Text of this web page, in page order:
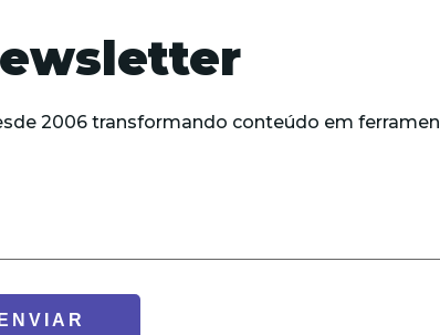
2006 transformando conteúdo em